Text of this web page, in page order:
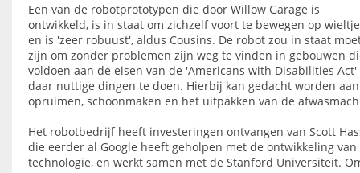
Een van de robotprototypen die door Willow Garage is
ontwikkeld, is in staat om zichzelf voort te bewegen op
en is 'zeer robuust', aldus Cousins. De robot zou in staat
zijn om zonder problemen zijn weg te vinden in gebouwen
voldoen aan de eisen van de 'Americans with Disabilities Act'
daar nuttige dingen te doen. Hierbij kan gedacht worden aan
opruimen, schoonmaken en het uitpakken van de
Het robotbedrijf heeft investeringen ontvangen van Scott
die eerder al Google heeft geholpen met de ontwikkeling van
technologie, en werkt samen met de Stanford Universiteit.